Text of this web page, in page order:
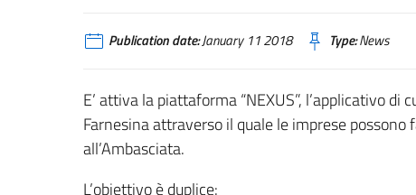
Publication date:January 11 2018 Type:News
E’ attiva la piattaforma “NEXUS”, l’applicativo
Farnesina attraverso il quale le imprese
all’Ambasciata.
L’obiettivo è duplice: